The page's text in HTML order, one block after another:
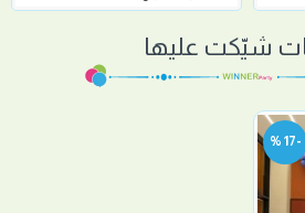
شيّكت عليها
-17 %